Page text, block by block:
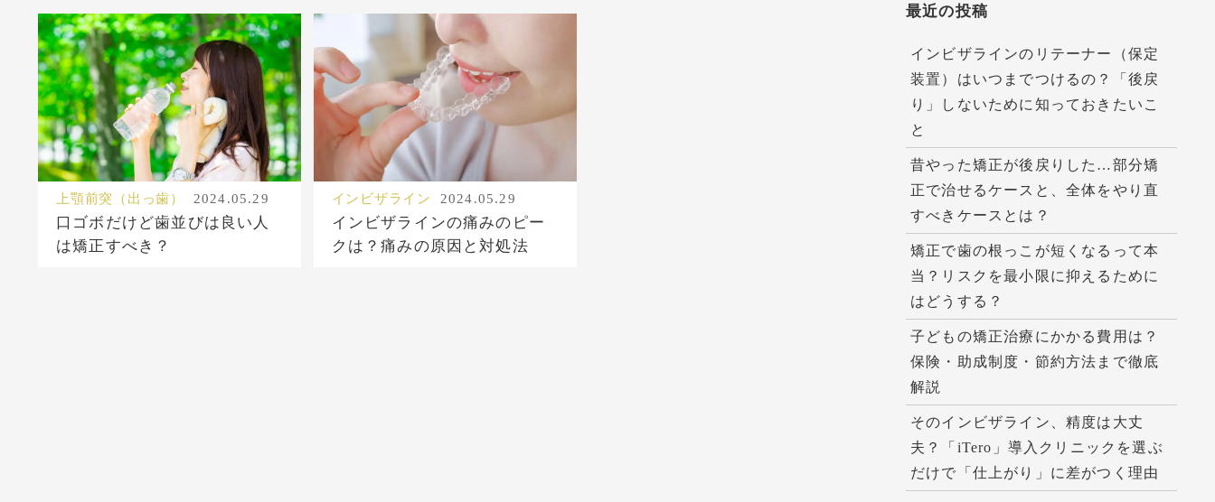
上顎前突（出っ歯） 2024.05.29
口ゴボだけど歯並びは良い人
は矯正すべき？
インビザライン 2024.05.29
インビザラインの痛みのピー
クは？痛みの原因と対処法
最近の投稿
インビザラインのリテーナー（保定
装置）はいつまでつけるの？「後戻
り」しないために知っておきたいこ
と
昔やった矯正が後戻りした…部分矯
正で治せるケースと、全体をやり直
すべきケースとは？
矯正で歯の根っこが短くなるって本
当？リスクを最小限に抑えるために
はどうする？
子どもの矯正治療にかかる費用は？
保険・助成制度・節約方法まで徹底
解説
そのインビザライン、精度は大丈
夫？「iTero」導入クリニックを選ぶ
だけで「仕上がり」に差がつく理由